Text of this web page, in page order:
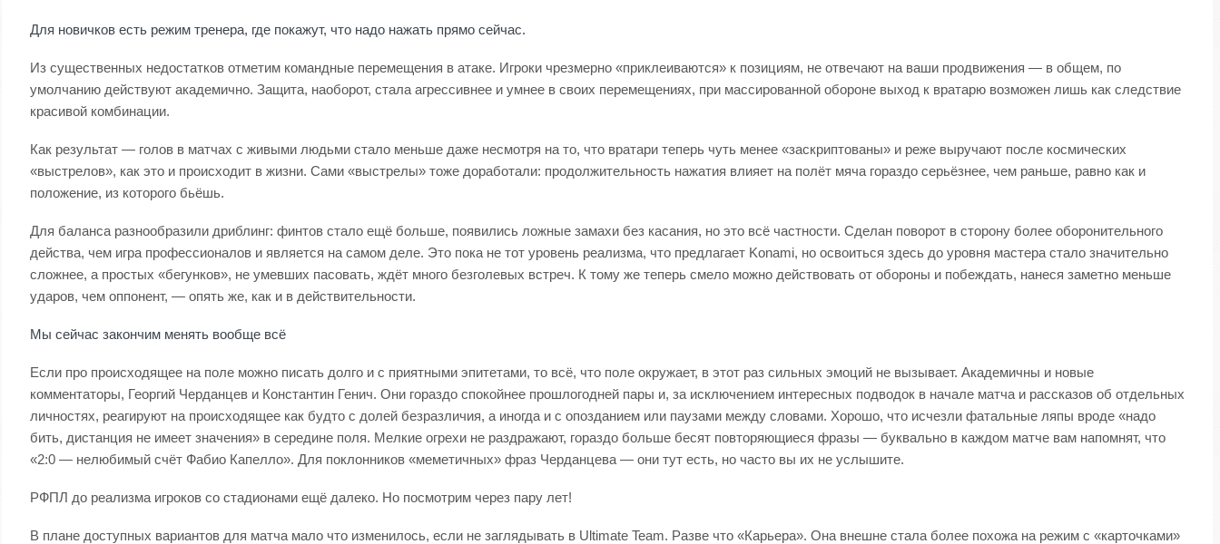
Для новичков есть режим тренера, где покажут, что надо нажать прямо сейчас.
Из существенных недостатков отметим командные перемещения в атаке. Игроки чрезмерно «приклеиваются» к позициям, не отвечают на ваши продвижения — в общем, по
умолчанию действуют академично. Защита, наоборот, стала агрессивнее и умнее в своих перемещениях, при массированной обороне выход к вратарю возможен лишь как следствие
красивой комбинации.
Как результат — голов в матчах с живыми людьми стало меньше даже несмотря на то, что вратари теперь чуть менее «заскриптованы» и реже выручают после космических
«выстрелов», как это и происходит в жизни. Сами «выстрелы» тоже доработали: продолжительность нажатия влияет на полёт мяча гораздо серьёзнее, чем раньше, равно как и
положение, из которого бьёшь.
Для баланса разнообразили дриблинг: финтов стало ещё больше, появились ложные замахи без касания, но это всё частности. Сделан поворот в сторону более оборонительного
действа, чем игра профессионалов и является на самом деле. Это пока не тот уровень реализма, что предлагает Konami, но освоиться здесь до уровня мастера стало значительно
сложнее, а простых «бегунков», не умевших пасовать, ждёт много безголевых встреч. К тому же теперь смело можно действовать от обороны и побеждать, нанеся заметно меньше
ударов, чем оппонент, — опять же, как и в действительности.
Мы сейчас закончим менять вообще всё
Если про происходящее на поле можно писать долго и с приятными эпитетами, то всё, что поле окружает, в этот раз сильных эмоций не вызывает. Академичны и новые
комментаторы, Георгий Черданцев и Константин Генич. Они гораздо спокойнее прошлогодней пары и, за исключением интересных подводок в начале матча и рассказов об отдельных
личностях, реагируют на происходящее как будто с долей безразличия, а иногда и с опозданием или паузами между словами. Хорошо, что исчезли фатальные ляпы вроде «надо
бить, дистанция не имеет значения» в середине поля. Мелкие огрехи не раздражают, гораздо больше бесят повторяющиеся фразы — буквально в каждом матче вам напомнят, что
«2:0 — нелюбимый счёт Фабио Капелло». Для поклонников «меметичных» фраз Черданцева — они тут есть, но часто вы их не услышите.
РФПЛ до реализма игроков со стадионами ещё далеко. Но посмотрим через пару лет!
В плане доступных вариантов для матча мало что изменилось, если не заглядывать в Ultimate Team. Разве что «Карьера». Она внешне стала более похожа на режим с «карточками»